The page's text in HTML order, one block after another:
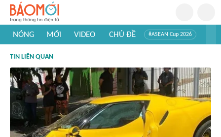
NÓNG MỚI VIDEO CHỦ ĐỀ #ASEAN Cup 2026
#Khám phá thế giới
TIN LIÊN QUAN